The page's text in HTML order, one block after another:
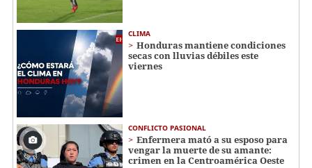
CLIMA
Honduras mantiene condiciones
secas con lluvias débiles este
viernes
CONFLICTO PASIONAL
Enfermera mató a su esposo para
vengar la muerte de su amante:
crimen en la Centroamérica Oeste